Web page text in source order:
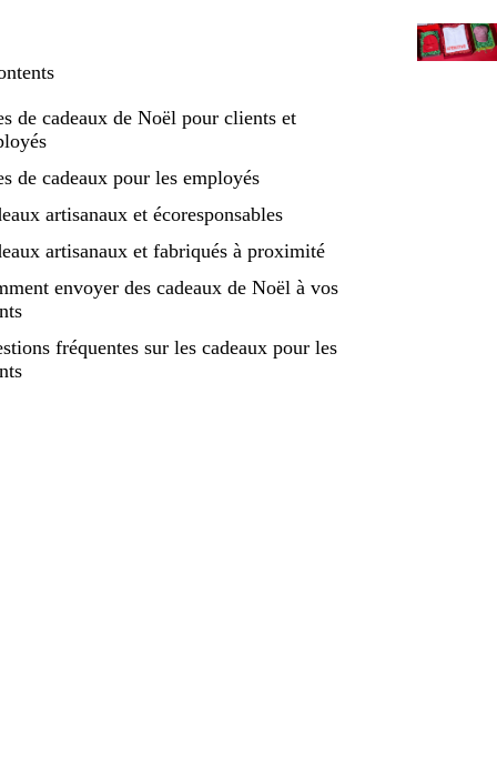
de cadeaux de Noël pour clients et
de cadeaux pour les employés
artisanaux et écoresponsables
artisanaux et fabriqués à proximité
envoyer des cadeaux de Noël à vos
fréquentes sur les cadeaux pour les